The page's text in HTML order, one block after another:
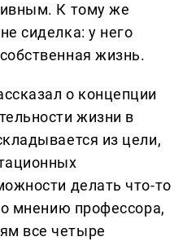
К тому же
сиделка: у него
жизнь.
о концепции
жизни в
из цели,
делать что-то
мнению профессора,
все четыре